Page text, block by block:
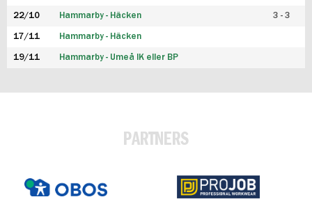
22/10 Hammarby - Häcken 3 - 3
17/11 Hammarby - Häcken
19/11 Hammarby - Umeå IK eller BP
PARTNERS